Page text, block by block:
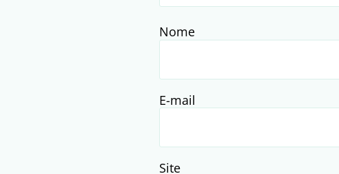
Nome
E-mail
Site